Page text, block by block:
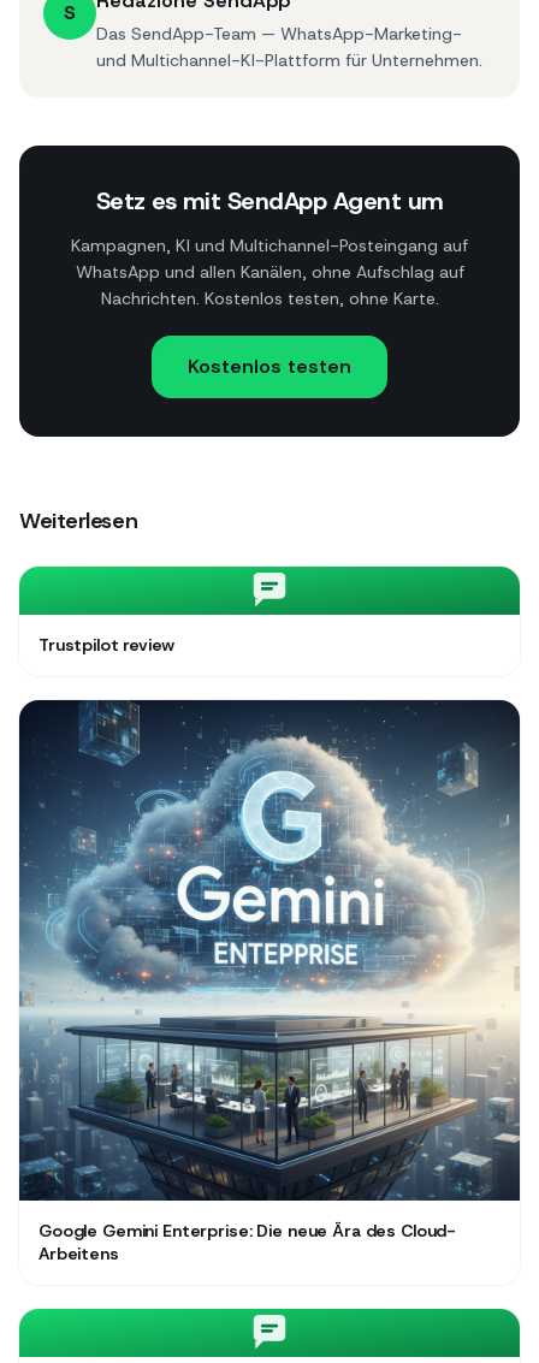
S
Das SendApp-Team — WhatsApp-Marketing-
und Multichannel-KI-Plattform für Unternehmen.
Setz es mit SendApp Agent um
Kampagnen, KI und Multichannel-Posteingang auf
WhatsApp und allen Kanälen, ohne Aufschlag auf
Nachrichten. Kostenlos testen, ohne Karte.
Kostenlos testen
Weiterlesen
Trustpilot review
Google Gemini Enterprise: Die neue Ära des Cloud-
Arbeitens